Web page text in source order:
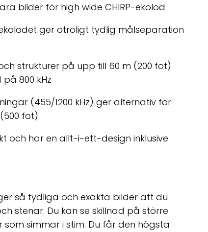
bilder för high wide CHIRP-ekolod
ger otroligt tydlig målseparation
strukturer på upp till 60 m (200 fot)
800 kHz
(455/1200 kHz) ger alternativ för
fot)
och har en allt-i-ett-design inklusive
så tydliga och exakta bilder att du
stenar. Du kan se skillnad på större
simmar i stim. Du får den högsta